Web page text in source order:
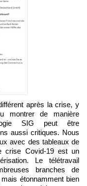
montrer de manière
SIG peut être
aussi critiques. Nous
avec des tableaux de
crise Covid-19 est un
Le télétravail
branches de
étonnamment bien